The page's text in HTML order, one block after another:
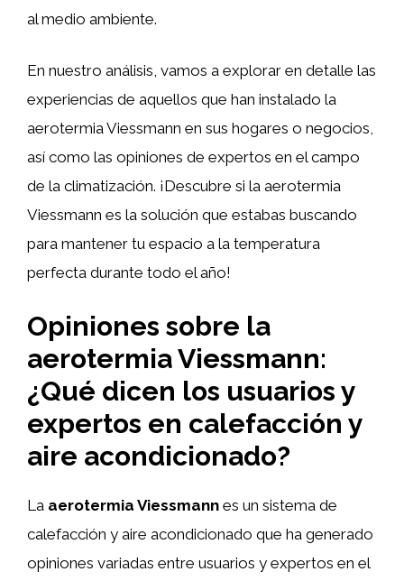
al medio ambiente.
En nuestro análisis, vamos a explorar en detalle las
experiencias de aquellos que han instalado la
aerotermia Viessmann en sus hogares o negocios,
así como las opiniones de expertos en el campo
de la climatización. ¡Descubre si la aerotermia
Viessmann es la solución que estabas buscando
para mantener tu espacio a la temperatura
perfecta durante todo el año!
Opiniones sobre la
aerotermia Viessmann:
¿Qué dicen los usuarios y
expertos en calefacción y
aire acondicionado?
La aerotermia Viessmann es un sistema de
calefacción y aire acondicionado que ha generado
opiniones variadas entre usuarios y expertos en el